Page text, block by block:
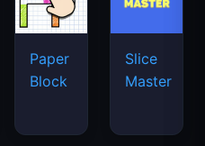
Paper
Block
Slice
Master